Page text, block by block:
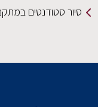
סיור סטודנטים